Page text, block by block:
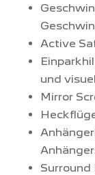
Active
und
Mirror
Surround